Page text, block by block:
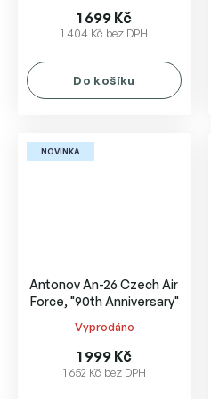
1 404 Kč bez DPH
1 699 Kč
Do košíku
NOVINKA
Antonov An-26 Czech Air
Force, "90th Anniversary"
Průměrné
hodnocení
produktu
Vyprodáno
1 652 Kč bez DPH
1 999 Kč